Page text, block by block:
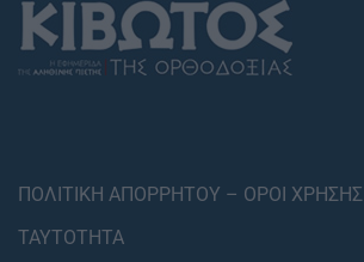
ΠΟΛΙΤΙΚΗ ΑΠΟΡΡΗΤΟΥ – ΟΡΟΙ ΧΡΗΣΗΣ
ΤΑΥΤΟΤΗΤΑ